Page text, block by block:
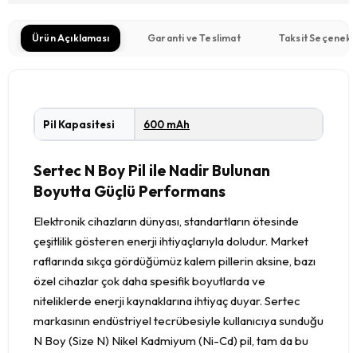
Ürün Açıklaması Garanti ve Teslimat Taksit
Pil Kapasitesi 600 mAh
Sertec N Boy Pil ile Nadir Bulunan
Boyutta Güçlü Performans
Elektronik cihazların dünyası, standartların ötesinde
çeşitlilik gösteren enerji ihtiyaçlarıyla doludur. Market
raflarında sıkça gördüğümüz kalem pillerin aksine, bazı
özel cihazlar çok daha spesifik boyutlarda ve
niteliklerde enerji kaynaklarına ihtiyaç duyar. Sertec
markasının endüstriyel tecrübesiyle kullanıcıya sunduğu
N Boy (Size N) Nikel Kadmiyum (Ni-Cd) pil, tam da bu